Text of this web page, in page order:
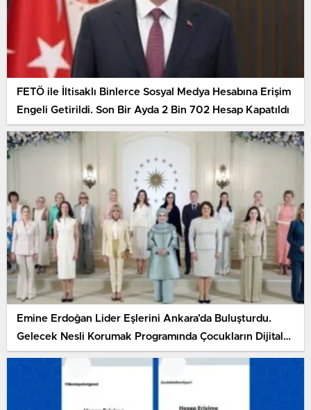
FETÖ ile İltisaklı Binlerce Sosyal Medya Hesabına Erişim
Engeli Getirildi. Son Bir Ayda 2 Bin 702 Hesap Kapatıldı
Emine Erdoğan Lider Eşlerini Ankara’da Buluşturdu.
Gelecek Nesli Korumak Programında Çocukların Dijital
Dünyadaki Güvenliği İçin Ortak Çağrı Yapıldı